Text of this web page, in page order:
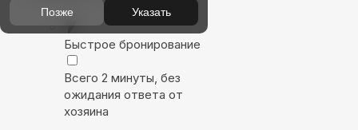
Быстрое бронирование
Всего 2 минуты, без
ожидания ответа от
хозяина
Позже Указать